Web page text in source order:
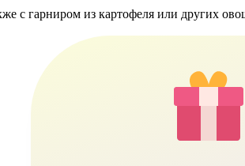
с гарниром из картофеля или других